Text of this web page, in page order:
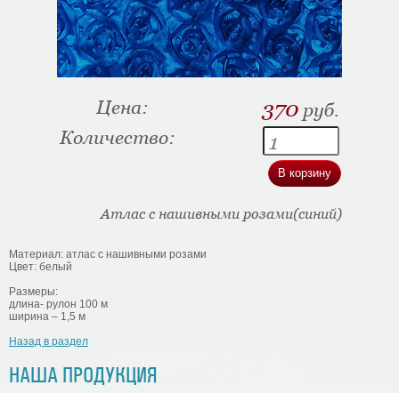
НАША ПРОДУКЦИЯ
Цена: 370 руб.
Количество:
Атлас с нашивными розами(синий)
Материал: атлас с нашивными розами
Цвет: белый
Размеры:
длина- рулон 100 м
ширина – 1,5 м
Назад в раздел